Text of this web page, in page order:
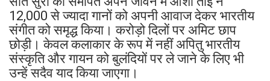
12,000 से ज्यादा गानों को अपनी आवाज देकर भारतीय
संगीत को समृद्ध किया। करोड़ो दिलों पर अमिट छाप
छोड़ी। केवल कलाकार के रूप में नहीं अपितु भारतीय
संस्कृति और गायन को बुलंदियों पर ले जाने के लिए भी
उन्हें सदैव याद किया जाएगा।